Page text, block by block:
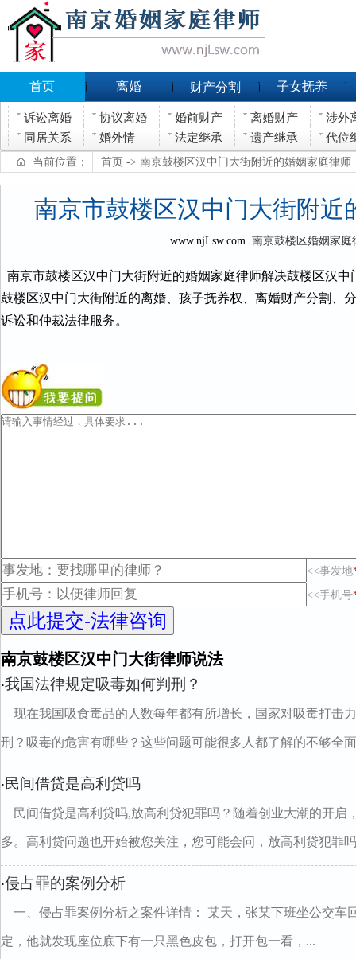
首页 离婚 财产分割 子女抚养
诉讼离婚 协议离婚 婚前财产 离婚财产
涉外
同居关系
婚外情 法定继承 遗产继承 代位
当前位置： 首页 -> 南京鼓楼区汉中门大街附近的婚姻家庭律师
南京市鼓楼区汉中门大街附近
www.njLsw.com南京鼓楼区婚姻家庭
南京市鼓楼区汉中门大街附近的婚姻家庭律师解决鼓楼区汉
鼓楼区汉中门大街附近的离婚、孩子抚养权、离婚财产分割、
诉讼和仲裁法律服务。
<<事发地
<<手机号
南京鼓楼区汉中门大街律师说法
·我国法律规定吸毒如何判刑？
现在我国吸食毒品的人数每年都有所增长，国家对吸毒打击
刑？吸毒的危害有哪些？这些问题可能很多人都了解的不够全
· 民间借贷是高利贷吗
民间借贷是高利贷吗,放高利贷犯罪吗？随着创业大潮的开启
多。高利贷问题也开始被您关注，您可能会问，放高利贷犯罪
·侵占罪的案例分析
一、侵占罪案例分析之案件详情： 某天，张某下班坐公交车
定，他就发现座位底下有一只黑色皮包，打开包一看，...